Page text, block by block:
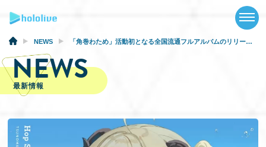
NEWS
SCHEDULE
NEWS 「角巻わため」活動初となる全国流通フルアルバムのリリース＆2ndソロライブ開催決定！
NEWS
最新情報